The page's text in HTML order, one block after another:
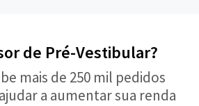
de Pré-Vestibular?
mais de 250 mil pedidos
a aumentar sua renda